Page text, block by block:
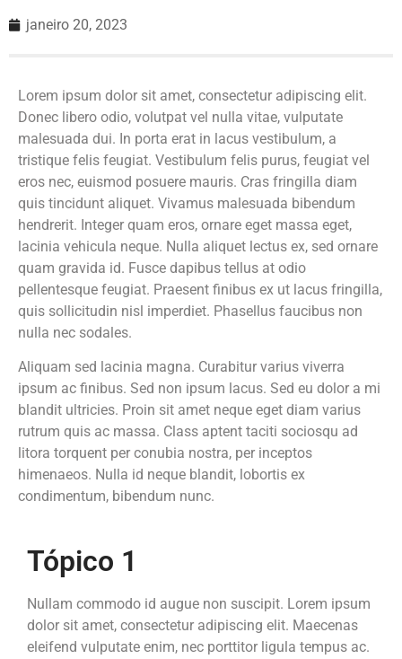
janeiro 20, 2023
Lorem ipsum dolor sit amet, consectetur adipiscing elit.
Donec libero odio, volutpat vel nulla vitae, vulputate
malesuada dui. In porta erat in lacus vestibulum, a
tristique felis feugiat. Vestibulum felis purus, feugiat vel
eros nec, euismod posuere mauris. Cras fringilla diam
quis tincidunt aliquet. Vivamus malesuada bibendum
hendrerit. Integer quam eros, ornare eget massa eget,
lacinia vehicula neque. Nulla aliquet lectus ex, sed ornare
quam gravida id. Fusce dapibus tellus at odio
pellentesque feugiat. Praesent finibus ex ut lacus fringilla,
quis sollicitudin nisl imperdiet. Phasellus faucibus non
nulla nec sodales.
Aliquam sed lacinia magna. Curabitur varius viverra
ipsum ac finibus. Sed non ipsum lacus. Sed eu dolor a mi
blandit ultricies. Proin sit amet neque eget diam varius
rutrum quis ac massa. Class aptent taciti sociosqu ad
litora torquent per conubia nostra, per inceptos
himenaeos. Nulla id neque blandit, lobortis ex
condimentum, bibendum nunc.
Tópico 1
Nullam commodo id augue non suscipit. Lorem ipsum
dolor sit amet, consectetur adipiscing elit. Maecenas
eleifend vulputate enim, nec porttitor ligula tempus ac.